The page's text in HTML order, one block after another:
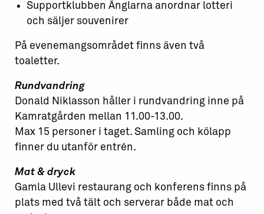
Supportklubben Änglarna anordnar lotteri
och säljer souvenirer
På evenemangsområdet finns även två
toaletter.
Rundvandring
Donald Niklasson håller i rundvandring inne på
Kamratgården mellan 11.00-13.00.
Max 15 personer i taget. Samling och kölapp
finner du utanför entrén.
Mat & dryck
Gamla Ullevi restaurang och konferens finns på
plats med två tält och serverar både mat och